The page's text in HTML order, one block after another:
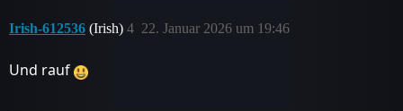
Irish-612536 (Irish) 22. Januar 2026 um 19:46
4
Und rauf